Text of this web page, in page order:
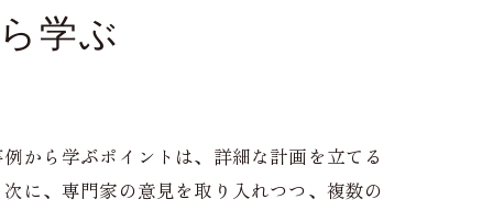
学ぶ
から学ぶポイントは、詳細な計画を立てる
に、専門家の意見を取り入れつつ、複数の